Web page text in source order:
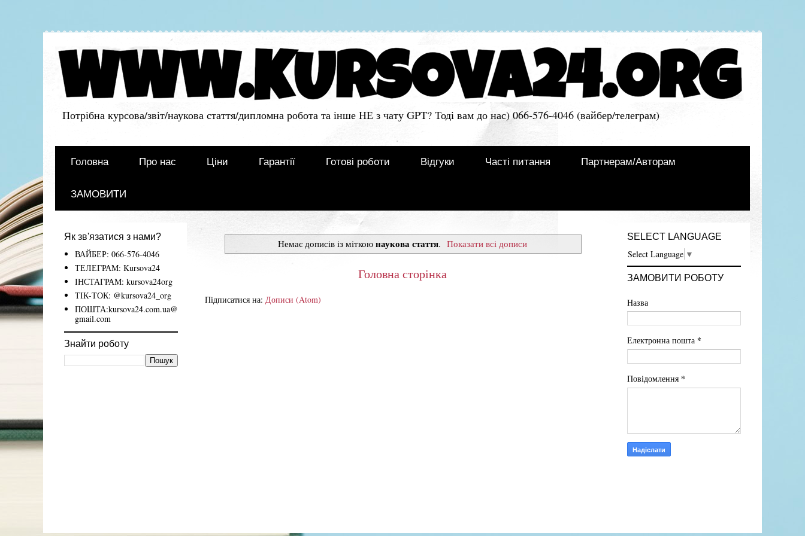
Потрібна курсова/звіт/наукова стаття/дипломна робота та інше НЕ з чату GPT? Тоді вам до нас) 066-576-4046 (вайбер/телеграм)
Головна Про нас Ціни Гарантії Готові роботи Відгуки Часті питання Партнерам/Авторам
ЗАМОВИТИ
Немає дописів із міткою наукова стаття. Показати всі дописи
Головна сторінка
Підписатися на: Дописи (Atom)
Як зв'язатися з нами?
ВАЙБЕР: 066-576-4046
ТЕЛЕГРАМ: Kursova24
ІНСТАГРАМ: kursova24org
ТІК-ТОК: @kursova24_org
ПОШТА:kursova24.com.ua@
gmail.com
Знайти роботу
SELECT LANGUAGE
Select Language ▼
ЗАМОВИТИ РОБОТУ
Назва
Електронна пошта *
Повідомлення *